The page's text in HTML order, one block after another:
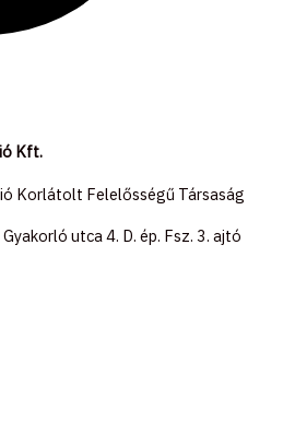
Kft.
Korlátolt Felelősségű Társaság
utca 4. D. ép. Fsz. 3. ajtó